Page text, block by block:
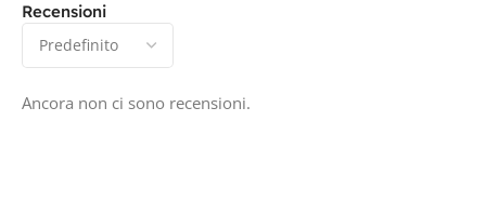
Recensioni
Ancora non ci sono recensioni.